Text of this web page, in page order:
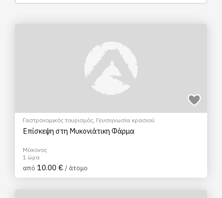
Γαστρονομικός τουρισμός, Γευσιγνωσία κρασιού
Επίσκεψη στη Μυκονιάτικη Φάρμα
Μύκονος
1 ώρα
από 10.00 € / άτομο